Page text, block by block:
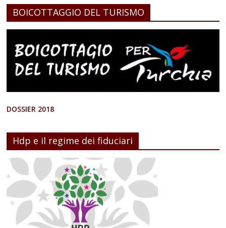
BOICOTTAGGIO DEL TURISMO
DOSSIER 2018
Hdp e il regime dei fiduciari